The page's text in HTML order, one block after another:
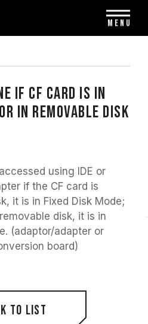
IF CF CARD IS IN
IN REMOVABLE DISK
using IDE or
if the CF card is
it is in Fixed Disk Mode;
disk, it is in
(adaptor/adapter or
board)
to List
MENU